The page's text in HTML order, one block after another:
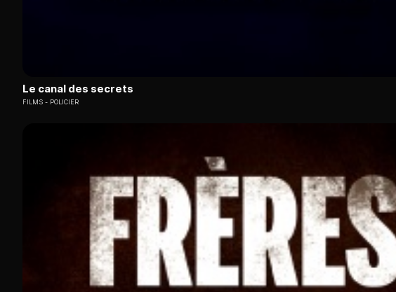
Le canal des secrets
FILMS POLICIER